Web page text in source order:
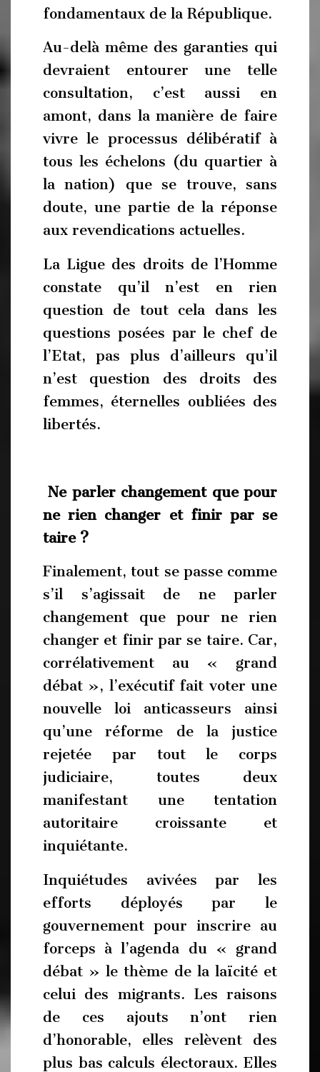
fondamentaux de la République.
Au-delà même des garanties qui
devraient entourer une telle
consultation, c’est aussi en
amont, dans la manière de faire
vivre le processus délibératif à
tous les échelons (du quartier à
la nation) que se trouve, sans
doute, une partie de la réponse
aux revendications actuelles.
La Ligue des droits de l’Homme
constate qu’il n’est en rien
question de tout cela dans les
questions posées par le chef de
l’Etat, pas plus d’ailleurs qu’il
n’est question des droits des
femmes, éternelles oubliées des
libertés.
Ne parler changement que pour
ne rien changer et finir par se
taire ?
Finalement, tout se passe comme
s’il s’agissait de ne parler
changement que pour ne rien
changer et finir par se taire. Car,
corrélativement au « grand
débat », l’exécutif fait voter une
nouvelle loi anticasseurs ainsi
qu’une réforme de la justice
rejetée par tout le corps
judiciaire, toutes deux
manifestant une tentation
autoritaire croissante et
inquiétante.
Inquiétudes avivées par les
efforts déployés par le
gouvernement pour inscrire au
forceps à l’agenda du « grand
débat » le thème de la laïcité et
celui des migrants. Les raisons
de ces ajouts n’ont rien
d’honorable, elles relèvent des
plus bas calculs électoraux. Elles